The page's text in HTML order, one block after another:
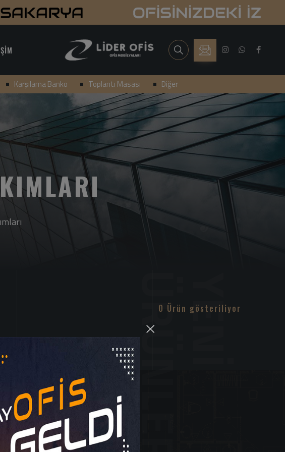
×
Karşılama Banko Toplantı Masası Diğer
0 Ürün gösteriliyor